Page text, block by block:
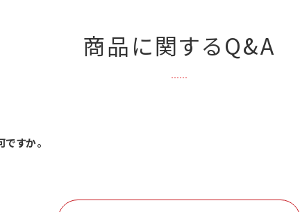
商品に関するQ&A
すか。